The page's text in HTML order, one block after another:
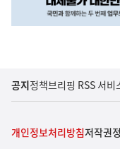
공지정책브리핑 RSS 서비
개인정보처리방침저작권